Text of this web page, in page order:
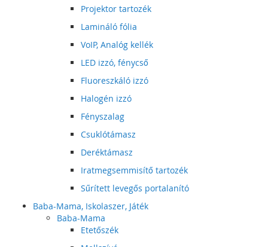
Projektor tartozék
Lamináló fólia
VoIP, Analóg kellék
LED izzó, fénycső
Fluoreszkáló izzó
Halogén izzó
Fényszalag
Csuklótámasz
Deréktámasz
Iratmegsemmisítő tartozék
Sűrített levegős portalanító
Baba-Mama, Iskolaszer, Játék
Baba-Mama
Etetőszék